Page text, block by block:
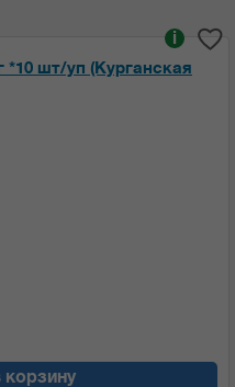
шт/уп (Курганская
i